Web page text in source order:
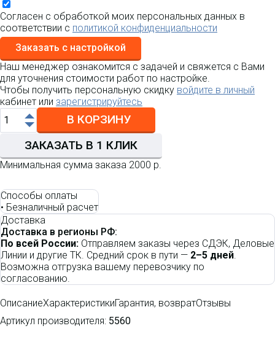
Согласен с обработкой моих персональных данных в
соответствии с политикой конфиденциальности
Заказать с настройкой
Наш менеджер ознакомится с задачей и свяжется с Вами
для уточнения стоимости работ по настройке.
Чтобы получить персональную скидку войдите в личный
кабинет или зарегистрируйтесь
В КОРЗИНУ
ЗАКАЗАТЬ В 1 КЛИК
Минимальная сумма заказа 2000 р.
Способы оплаты
• Безналичный расчет
Доставка
Доставка в регионы РФ:
По всей России: Отправляем заказы через СДЭК, Деловые
Линии и другие ТК. Средний срок в пути — 2–5 дней.
Возможна отгрузка вашему перевозчику по
согласованию.
ОписаниеХарактеристикиГарантия, возвратОтзывы
Артикул производителя: 5560